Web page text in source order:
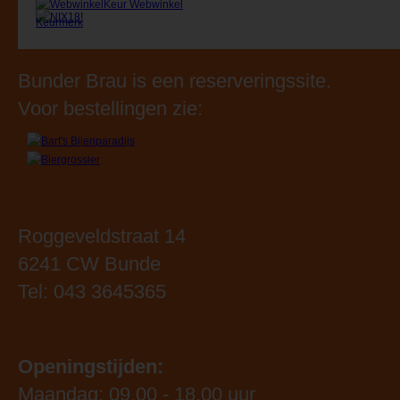
Bunder Brau is een reserveringssite.
Voor bestellingen zie:
Roggeveldstraat 14
6241 CW Bunde
Tel: 043 3645365
Openingstijden:
Maandag: 09.00 - 18.00 uur